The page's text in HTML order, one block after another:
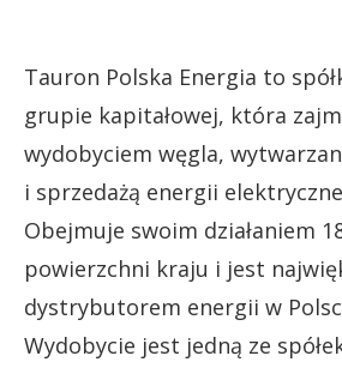
Tauron Polska Energia to
grupie kapitałowej, która
wydobyciem węgla,
i sprzedażą energii
Obejmuje swoim działaniem
powierzchni kraju i jest
dystrybutorem energii w
Wydobycie jest jedną ze